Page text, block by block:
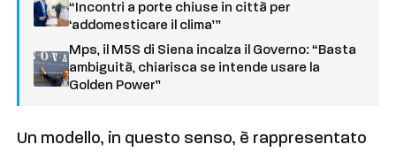
“Incontri a porte chiuse in città per
‘addomesticare il clima’”
Mps, il M5S di Siena incalza il Governo: “Basta
ambiguità, chiarisca se intende usare la
Golden Power”
Un modello, in questo senso, è rappresentato